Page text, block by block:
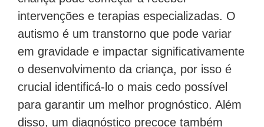
intervenções e terapias especializadas. O
autismo é um transtorno que pode variar
em gravidade e impactar significativamente
o desenvolvimento da criança, por isso é
crucial identificá-lo o mais cedo possível
para garantir um melhor prognóstico. Além
disso, um diagnóstico precoce também